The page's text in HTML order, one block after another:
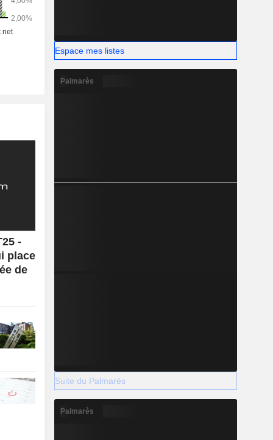
-
place
de
Espace mes listes
Palmarès
Suite du Palmarès
Palmarès